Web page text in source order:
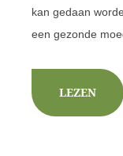
kan gedaan
een gezonde
LEZEN